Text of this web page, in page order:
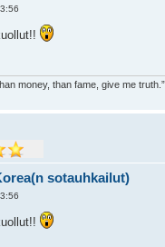
money, than fame, give me
sotauhkailut)